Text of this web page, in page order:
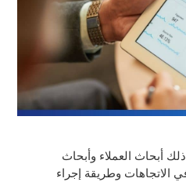
أبحاث العملاء وأبحاث
الاتجاهات وطريقة إجراء